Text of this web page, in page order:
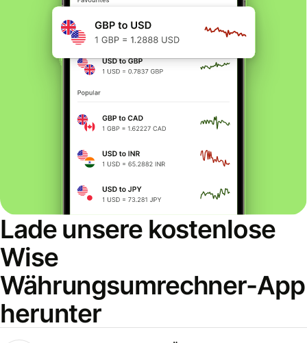
Lade unsere kostenlose
Wise
Währungsumrechner-App
herunter